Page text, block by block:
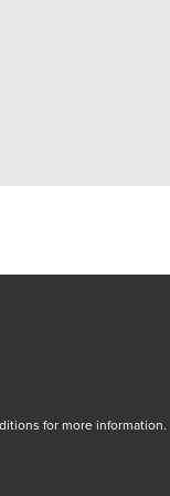
tabfor more information.